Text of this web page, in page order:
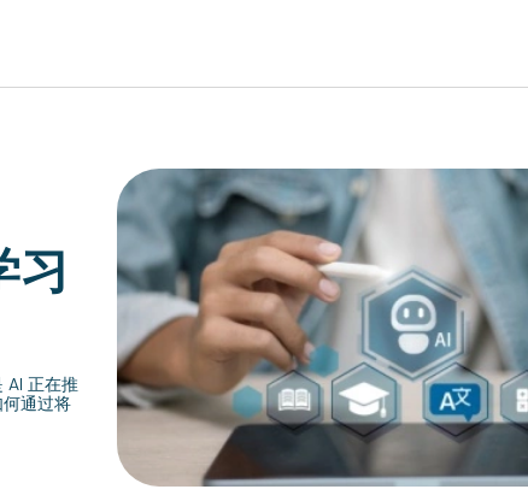
EUROPE, MIDDLE EAST & AFRICA
republika (English)
(Deutsch)
España (Español)
(Français)
(Italiano)
Maurice (Français)
Polska (English)
Romania (English)
Россия (Русский)
United Kingdom (English)
Türkiye (Türkçe)
Suisse (Français)
Slovensko (English)
习
AI 正在推
通过将